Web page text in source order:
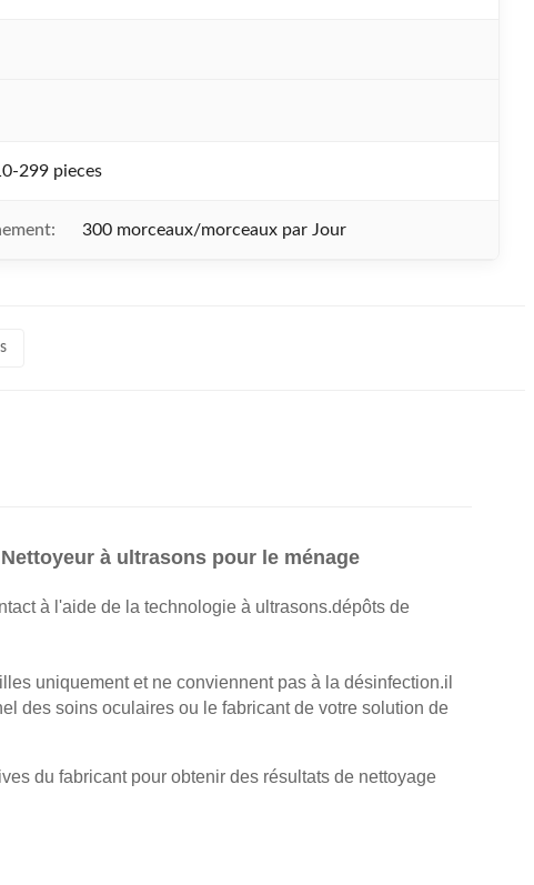
299 pieces
300 morceaux/morceaux par Jour
à ultrasons pour le ménage
à l'aide de la technologie à ultrasons.dépôts de
uniquement et ne conviennent pas à la désinfection.il
des soins oculaires ou le fabricant de votre solution de
du fabricant pour obtenir des résultats de nettoyage